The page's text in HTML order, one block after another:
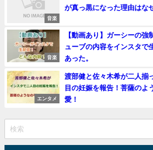
音楽
が真っ黒になった理由はな
音楽
【動画あり】ガーシーの強
ューブの内容をインスタで
あった。
エンタメ
渡部健と佐々木希が二人揃
目の妊娠を報告！菩薩のよ
愛！